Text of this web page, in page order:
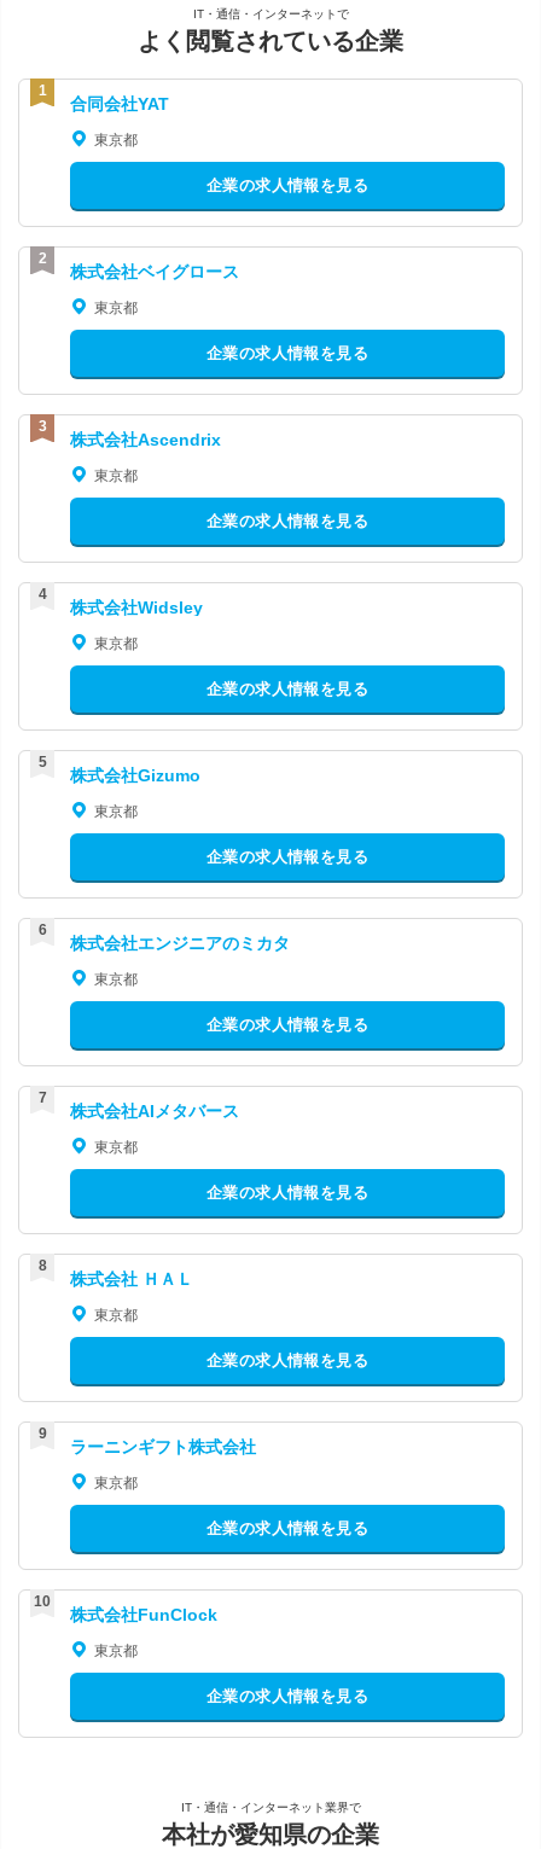
IT・通信・インターネットで
よく閲覧されている企業
合同会社YAT
東京都
企業の求人情報を見る
株式会社ベイグロース
東京都
企業の求人情報を見る
株式会社Ascendrix
東京都
企業の求人情報を見る
株式会社Widsley
東京都
企業の求人情報を見る
株式会社Gizumo
東京都
企業の求人情報を見る
株式会社エンジニアのミカタ
東京都
企業の求人情報を見る
株式会社AIメタバース
東京都
企業の求人情報を見る
株式会社 ＨＡＬ
東京都
企業の求人情報を見る
ラーニンギフト株式会社
東京都
企業の求人情報を見る
株式会社FunClock
東京都
企業の求人情報を見る
IT・通信・インターネット業界で
本社が愛知県の企業